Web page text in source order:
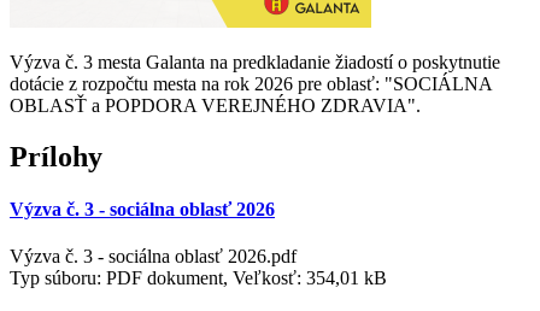
Výzva č. 3 mesta Galanta na predkladanie žiadostí o poskytnutie
dotácie z rozpočtu mesta na rok 2026 pre oblasť: "SOCIÁLNA
OBLASŤ a POPDORA VEREJNÉHO ZDRAVIA".
Prílohy
Výzva č. 3 - sociálna oblasť 2026
Výzva č. 3 - sociálna oblasť 2026.pdf
Typ súboru: PDF dokument, Veľkosť: 354,01 kB